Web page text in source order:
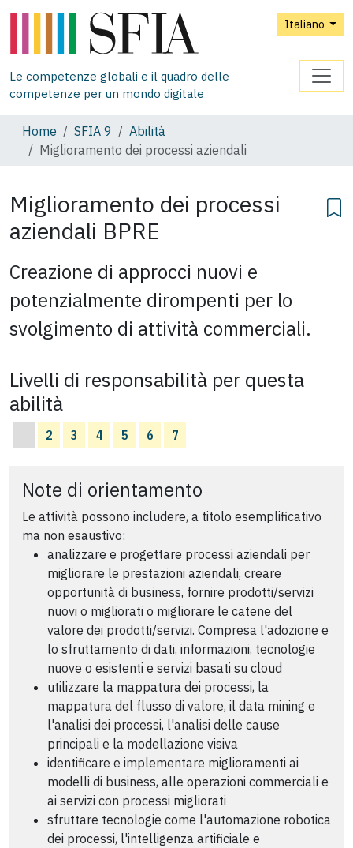
Italiano
Le competenze globali e il quadro delle
competenze per un mondo digitale
Home SFIA 9
Abilità
Miglioramento dei processi aziendali
Miglioramento dei processi
aziendali BPRE
Creazione di approcci nuovi e
potenzialmente dirompenti per lo
svolgimento di attività commerciali.
Livelli di responsabilità per questa
abilità
2 3 4 5 6 7
Note di orientamento
Le attività possono includere, a titolo esemplificativo
ma non esaustivo:
analizzare e progettare processi aziendali per
migliorare le prestazioni aziendali, creare
opportunità di business, fornire prodotti/servizi
nuovi o migliorati o migliorare le catene del
valore dei prodotti/servizi. Compresa l'adozione e
lo sfruttamento di dati, informazioni, tecnologie
nuove o esistenti e servizi basati su cloud
utilizzare la mappatura dei processi, la
mappatura del flusso di valore, il data mining e
l'analisi dei processi, l'analisi delle cause
principali e la modellazione visiva
identificare e implementare miglioramenti ai
modelli di business, alle operazioni commerciali e
ai servizi con processi migliorati
sfruttare tecnologie come l'automazione robotica
dei processi, l'intelligenza artificiale e